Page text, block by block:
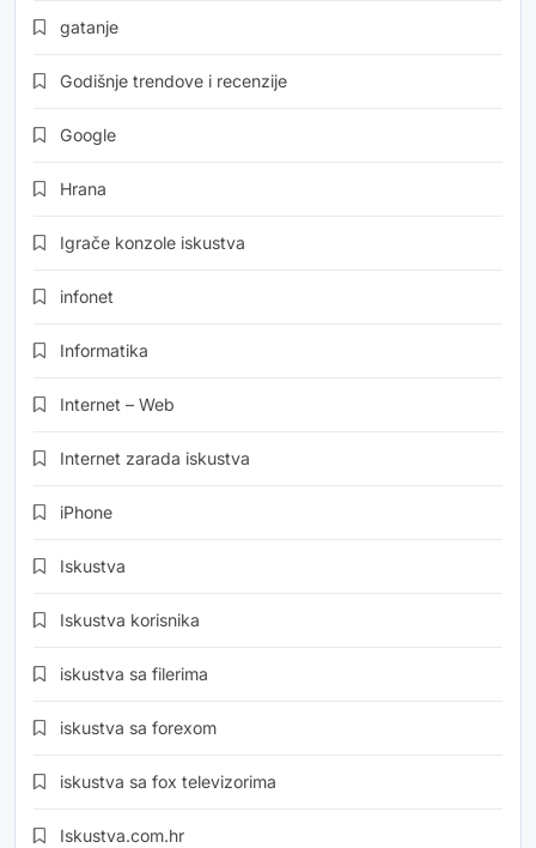
gatanje
Godišnje trendove i recenzije
Google
Hrana
Igrače konzole iskustva
infonet
Informatika
Internet – Web
Internet zarada iskustva
iPhone
Iskustva
Iskustva korisnika
iskustva sa filerima
iskustva sa forexom
iskustva sa fox televizorima
Iskustva.com.hr